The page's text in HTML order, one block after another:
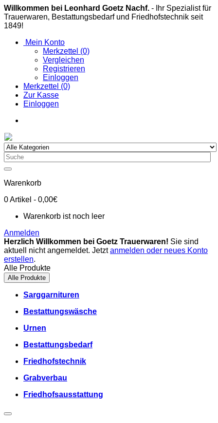
Willkommen bei Leonhard Goetz Nachf. - Ihr Spezialist für
Trauerwaren, Bestattungsbedarf und Friedhofstechnik seit
1849!
Mein Konto
Merkzettel (0)
Vergleichen
Registrieren
Einloggen
Merkzettel (0)
Zur Kasse
Einloggen
Warenkorb
0Artikel - 0,00€
Warenkorb ist noch leer
Anmelden
Herzlich Willkommen bei Goetz Trauerwaren! Sie sind
aktuell nicht angemeldet. Jetztanmelden oder neues Konto
erstellen.
Alle Produkte
Alle Produkte
Sarggarnituren
Bestattungswäsche
Urnen
Bestattungsbedarf
Friedhofstechnik
Grabverbau
Friedhofsausstattung